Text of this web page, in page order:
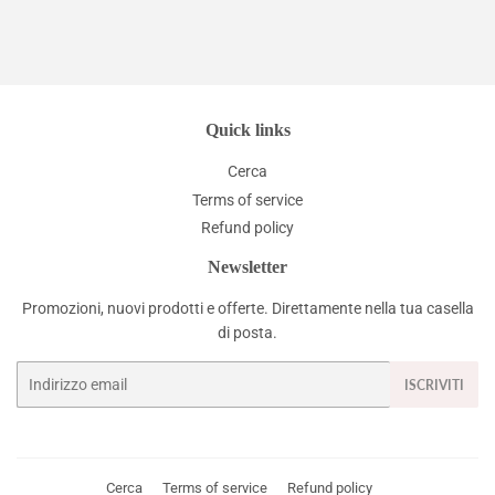
Quick links
Cerca
Terms of service
Refund policy
Newsletter
Promozioni, nuovi prodotti e offerte. Direttamente nella tua casella
di posta.
Email
ISCRIVITI
Cerca Terms of service Refund policy